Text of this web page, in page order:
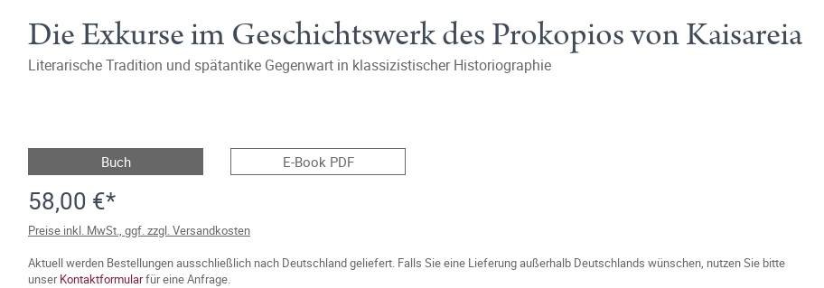
Die Exkurse im Geschichtswerk des Prokopios von Kaisareia
Literarische Tradition und spätantike Gegenwart in klassizistischer Historiographie
Buch E-Book PDF
58,00 €*
Preise inkl. MwSt., ggf. zzgl. Versandkosten
Aktuell werden Bestellungen ausschließlich nach Deutschland geliefert. Falls Sie eine Lieferung außerhalb Deutschlands wünschen, nutzen Sie bitte
unserKontaktformularfür eine Anfrage.